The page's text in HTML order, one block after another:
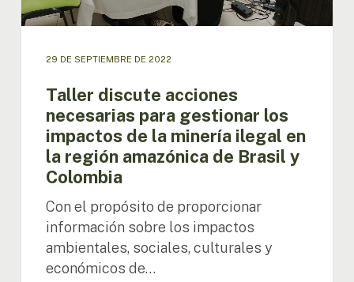
en
la
amazónica
Brasil
Colombia
29 DE SEPTIEMBRE DE 2022
Taller discute acciones
necesarias para gestionar los
impactos de la minería ilegal en
la región amazónica de Brasil y
Colombia
Con el propósito de proporcionar
información sobre los impactos
ambientales, sociales, culturales y
económicos de…